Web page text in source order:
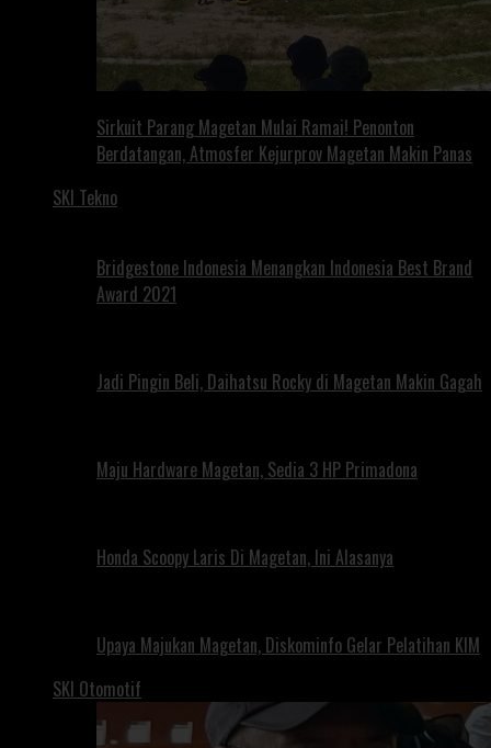
Sirkuit Parang Magetan Mulai Ramai! Penonton
Berdatangan, Atmosfer Kejurprov Magetan Makin Panas
SKI Tekno
Bridgestone Indonesia Menangkan Indonesia Best Brand
Award 2021
Jadi Pingin Beli, Daihatsu Rocky di Magetan Makin Gagah
Maju Hardware Magetan, Sedia 3 HP Primadona
Honda Scoopy Laris Di Magetan, Ini Alasanya
Upaya Majukan Magetan, Diskominfo Gelar Pelatihan KIM
SKI Otomotif